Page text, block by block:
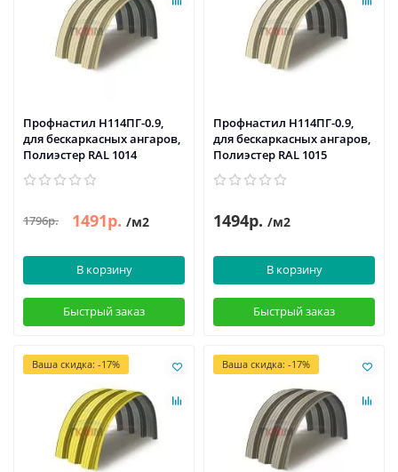
Профнастил H114ПГ-0.9,
для бескаркасных ангаров,
Полиэстер RAL 1014
1796р. 1491р. /м2
В корзину
Быстрый заказ
Профнастил H114ПГ-0.9,
для бескаркасных ангаров,
Полиэстер RAL 1015
1494р. /м2
В корзину
Быстрый заказ
Ваша скидка: -17% Ваша скидка: -17%